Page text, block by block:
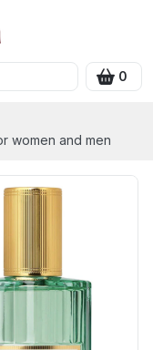
0
women and men